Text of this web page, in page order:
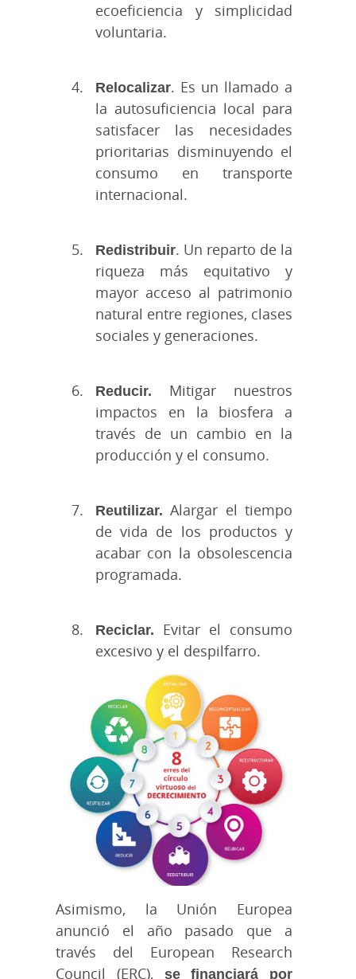
ecoeficiencia y simplicidad
voluntaria.
Relocalizar. Es un llamado a
la autosuficiencia local para
satisfacer las necesidades
prioritarias disminuyendo el
consumo en transporte
internacional.
Redistribuir. Un reparto de la
riqueza más equitativo y
mayor acceso al patrimonio
natural entre regiones, clases
sociales y generaciones.
Reducir. Mitigar nuestros
impactos en la biosfera a
través de un cambio en la
producción y el consumo.
Reutilizar. Alargar el tiempo
de vida de los productos y
acabar con la obsolescencia
programada.
Reciclar. Evitar el consumo
excesivo y el despilfarro.
Asimismo, la Unión Europea
anunció el año pasado que a
través del European Research
Council (ERC), se financiará por